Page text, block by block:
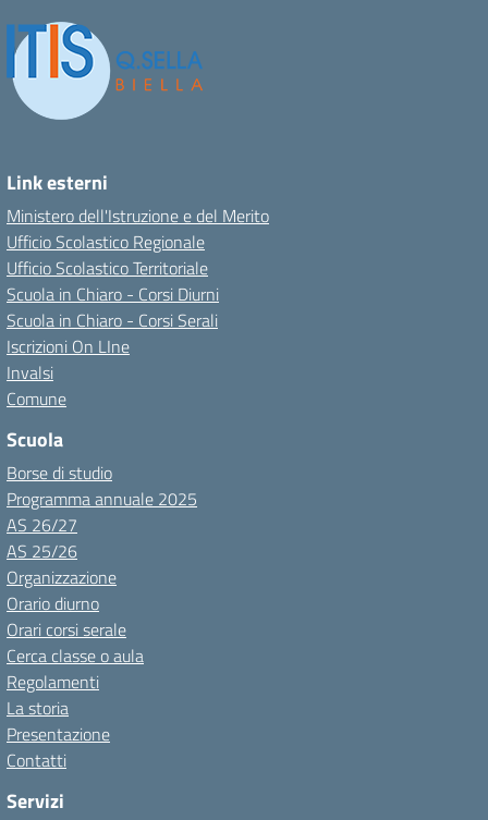
Link esterni
Ministero dell'Istruzione e del Merito
Ufficio Scolastico Regionale
Ufficio Scolastico Territoriale
Scuola in Chiaro - Corsi Diurni
Scuola in Chiaro - Corsi Serali
Iscrizioni On LIne
Invalsi
Comune
Scuola
Borse di studio
Programma annuale 2025
AS 26/27
AS 25/26
Organizzazione
Orario diurno
Orari corsi serale
Cerca classe o aula
Regolamenti
La storia
Presentazione
Contatti
Servizi